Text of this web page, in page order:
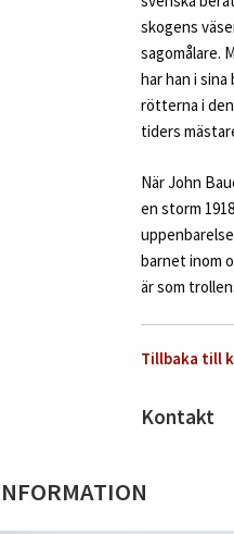
skogens
sagomålare.
har han i
rötterna i
tiders
När John
en storm
barnet inom
är som
Tillbaka till
Kontakt